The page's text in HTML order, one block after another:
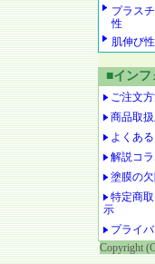
プラス
性
肌伸び
■インフ
ご注文
商品取
よくあ
解説コ
塗膜の
特定商
示
プライ
Copyright